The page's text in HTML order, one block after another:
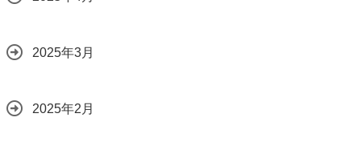
2025年3月
2025年2月